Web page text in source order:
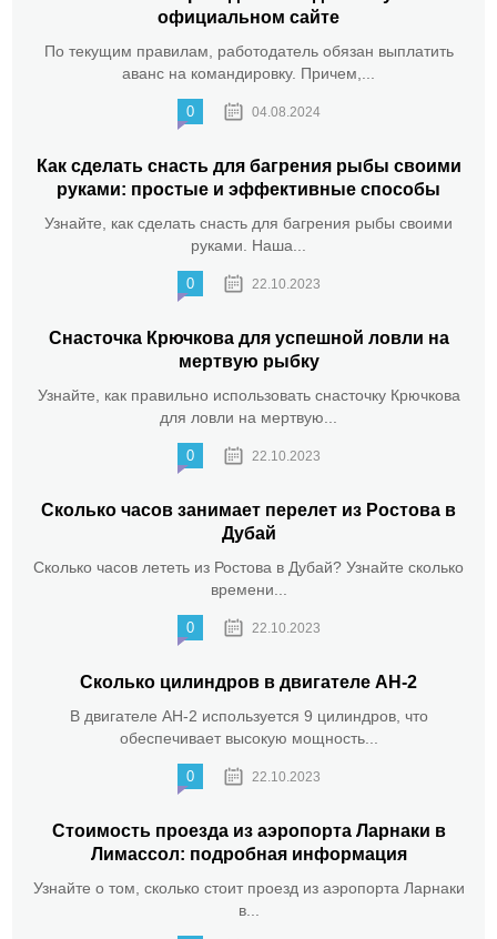
официальном сайте
По текущим правилам, работодатель обязан выплатить
аванс на командировку. Причем,...
0 04.08.2024
Как сделать снасть для багрения рыбы своими
руками: простые и эффективные способы
Узнайте, как сделать снасть для багрения рыбы своими
руками. Наша...
0 22.10.2023
Снасточка Крючкова для успешной ловли на
мертвую рыбку
Узнайте, как правильно использовать снасточку Крючкова
для ловли на мертвую...
0 22.10.2023
Сколько часов занимает перелет из Ростова в
Дубай
Сколько часов лететь из Ростова в Дубай? Узнайте сколько
времени...
0 22.10.2023
Сколько цилиндров в двигателе АН-2
В двигателе АН-2 используется 9 цилиндров, что
обеспечивает высокую мощность...
0 22.10.2023
Стоимость проезда из аэропорта Ларнаки в
Лимассол: подробная информация
Узнайте о том, сколько стоит проезд из аэропорта Ларнаки
в...